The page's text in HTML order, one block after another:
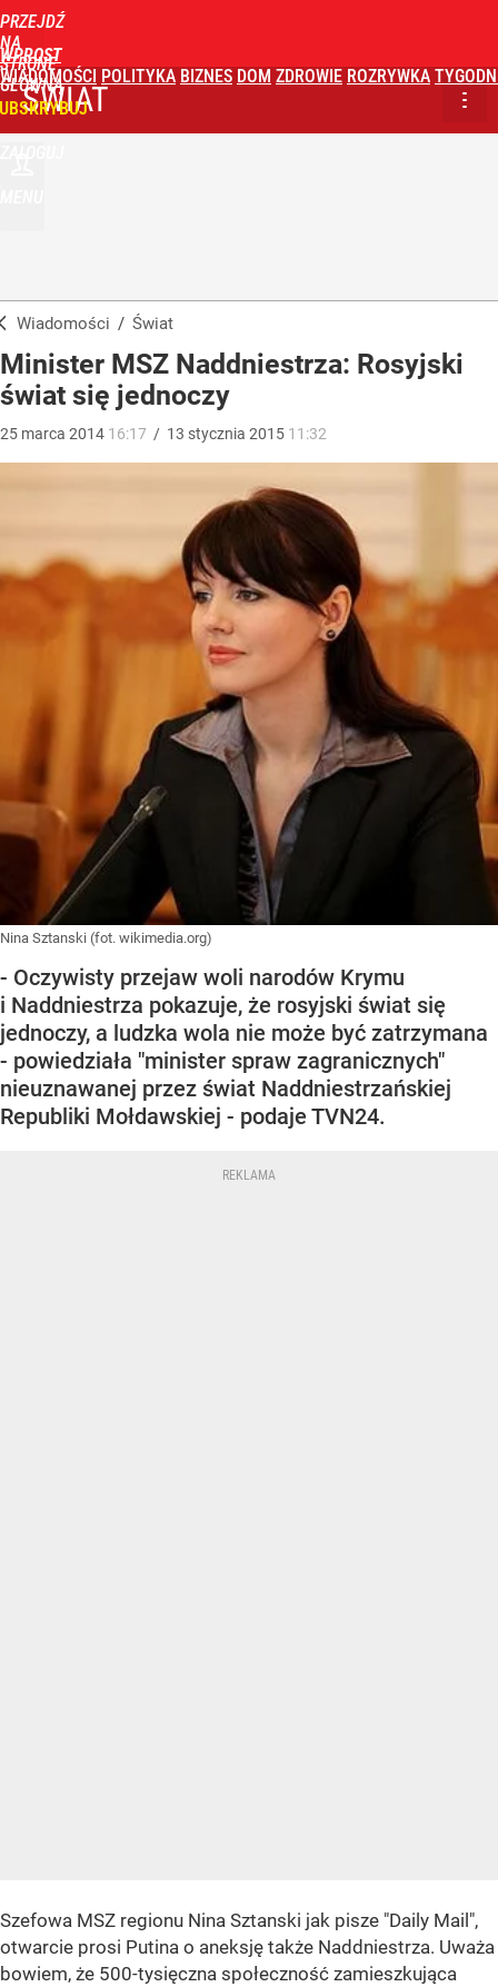
PRZEJDŹ
NA
STRONĘ
GŁÓWNĄ
WPROST
WIADOMOŚCI POLITYKA BIZNES DOM ZDROWIE ROZRYWKA
ŚWIAT
Wiadomości / Świat
Minister MSZ Naddniestrza: Rosyjski
świat się jednoczy
25 marca 2014 16:17 / 13 stycznia 2015 11:32
Nina Sztanski (fot. wikimedia.org)
- Oczywisty przejaw woli narodów Krymu
i Naddniestrza pokazuje, że rosyjski świat się
jednoczy, a ludzka wola nie może być zatrzymana
- powiedziała "minister spraw zagranicznych"
nieuznawanej przez świat Naddniestrzańskiej
Republiki Mołdawskiej - podaje TVN24.
Szefowa MSZ regionu Nina Sztanski jak pisze "Daily Mail",
otwarcie prosi Putina o aneksję także Naddniestrza. Uważa
bowiem, że 500-tysięczna społeczność zamieszkująca